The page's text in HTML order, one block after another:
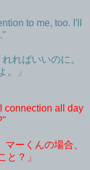
to me, too. I'll
ればいいのに。
。」
connection all day
マーくんの場合、
と？」